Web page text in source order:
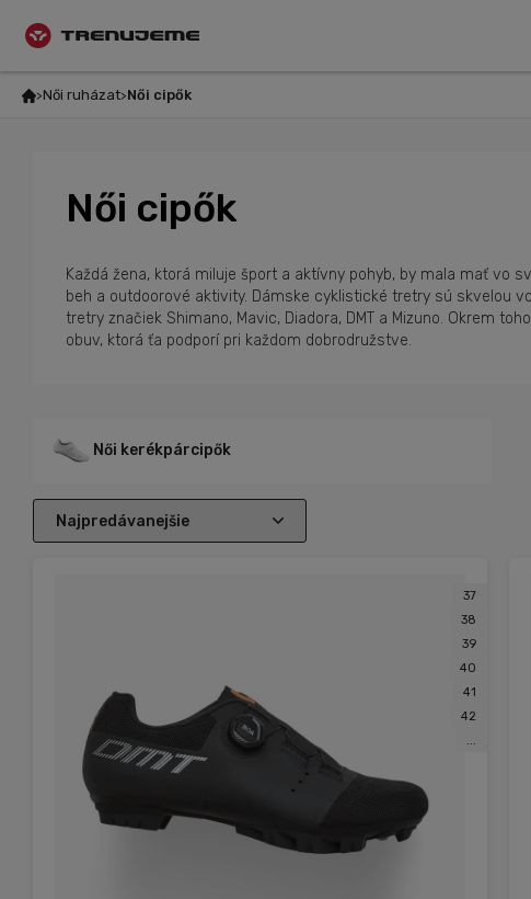
Női ruházat Női cipők
Női cipők
Každá žena, ktorá miluje šport a aktívny pohyb, by mala mať vo
beh a outdoorové aktivity. Dámske cyklistické tretry sú skvelou
tretry značiek Shimano, Mavic, Diadora, DMT a Mizuno. Okrem
obuv, ktorá ťa podporí pri každom dobrodružstve.
Női kerékpárcipők
37
38
39
40
41
42
...